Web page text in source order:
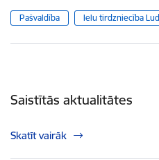
Pašvaldība Ielu tirdzniecība
Saistītās aktualitātes
Skatīt vairāk